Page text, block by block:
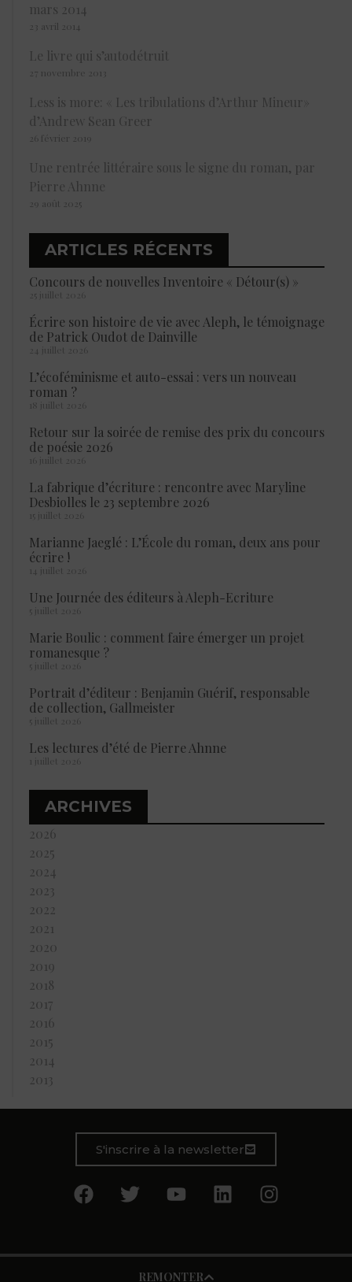
mars 2014
23 avril 2014
Le livre qui s’autodétruit
27 novembre 2013
Less is more: « Les tribulations d’Arthur Mineur»
d’Andrew Sean Greer
26 février 2019
Une rentrée littéraire sous le signe du roman, par
Pierre Ahnne
29 août 2025
ARTICLES RÉCENTS
Concours de nouvelles Inventoire « Détour(s) »
25 juillet 2026
Écrire son histoire de vie avec Aleph, le témoignage
de Patrick Oudot de Dainville
24 juillet 2026
L’écoféminisme et auto-essai : vers un nouveau
roman ?
18 juillet 2026
Retour sur la soirée de remise des prix du concours
de poésie 2026
16 juillet 2026
La fabrique d’écriture : rencontre avec Maryline
Desbiolles le 23 septembre 2026
15 juillet 2026
Marianne Jaeglé : L’École du roman, deux ans pour
écrire !
14 juillet 2026
Une Journée des éditeurs à Aleph-Ecriture
5 juillet 2026
Marie Boulic : comment faire émerger un projet
romanesque ?
5 juillet 2026
Portrait d’éditeur : Benjamin Guérif, responsable
de collection, Gallmeister
5 juillet 2026
Les lectures d’été de Pierre Ahnne
1 juillet 2026
ARCHIVES
2026
2025
2024
2023
2022
2021
2020
2019
2018
2017
2016
2015
2014
2013
S'inscrire à la newsletter
REMONTER